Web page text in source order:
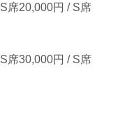
席20,000円 / S席
席30,000円 / S席